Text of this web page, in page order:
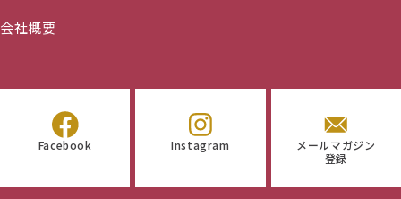
会社概要
Facebook Instagram
メールマガジン
登録